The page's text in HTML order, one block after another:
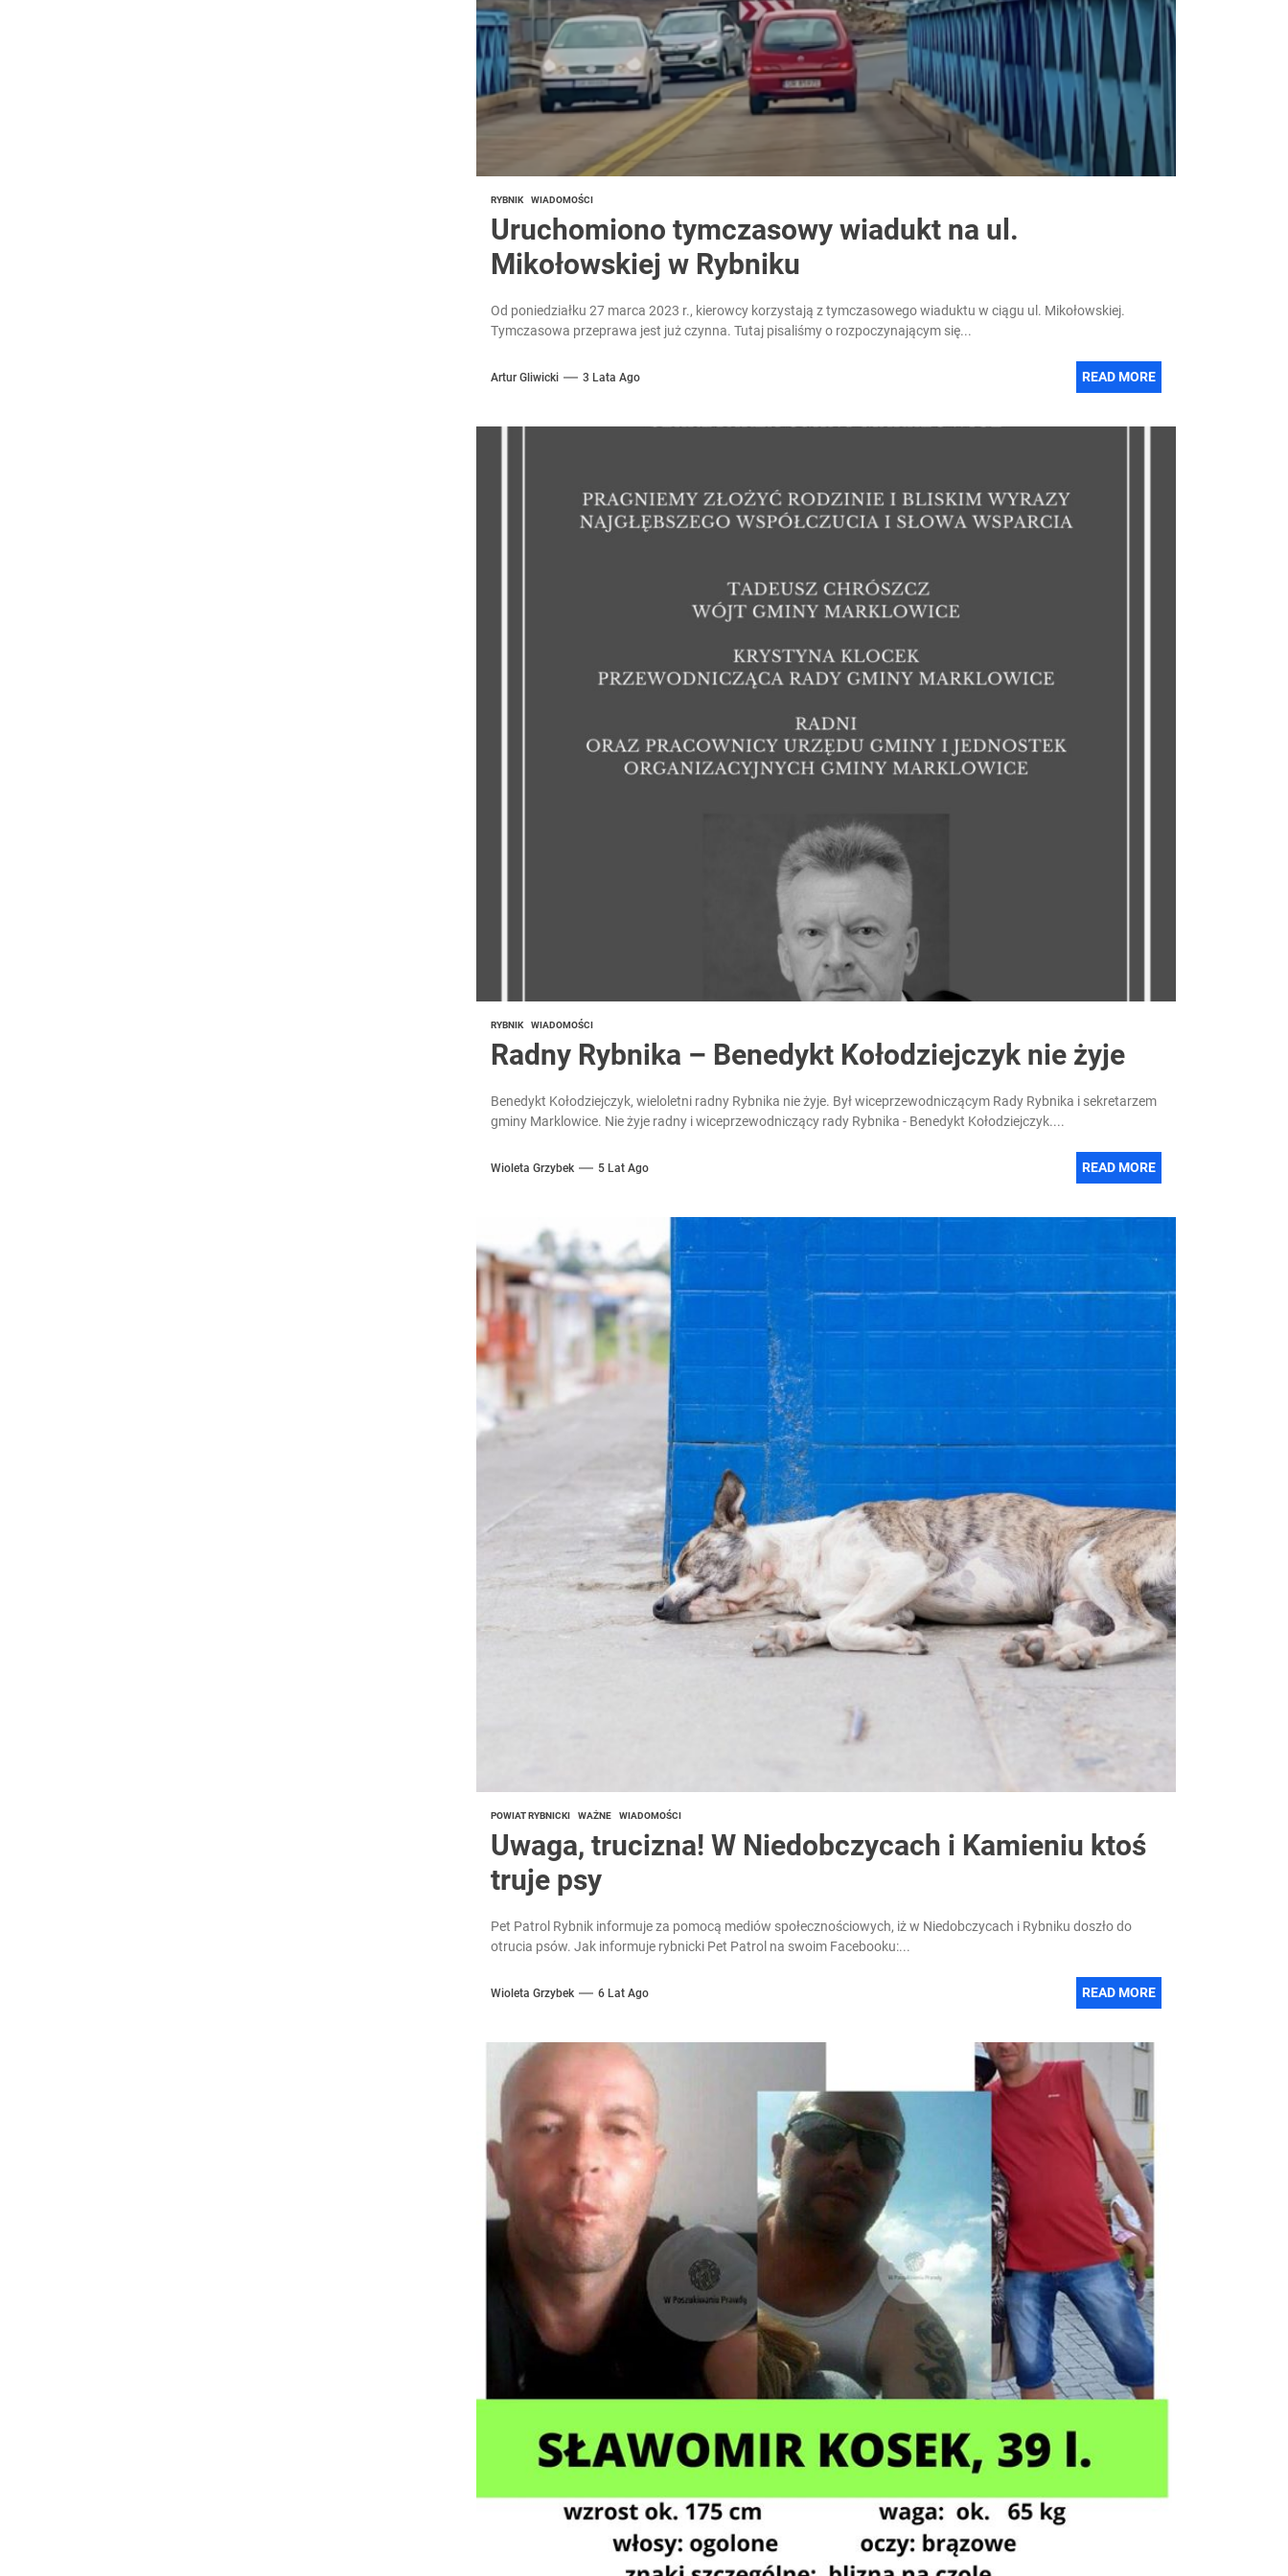
RYBNIK WIADOMOŚCI
Uruchomiono tymczasowy wiadukt na ul.
Mikołowskiej w Rybniku
Od poniedziałku 27 marca 2023 r., kierowcy korzystają z tymczasowego wiaduktu w ciągu ul. Mikołowskiej.
Tymczasowa przeprawa jest już czynna. Tutaj pisaliśmy o rozpoczynającym się...
Artur Gliwicki 3 Lata Ago READ MORE
RYBNIK WIADOMOŚCI
Radny Rybnika – Benedykt Kołodziejczyk nie żyje
Benedykt Kołodziejczyk, wieloletni radny Rybnika nie żyje. Był wiceprzewodniczącym Rady Rybnika i sekretarzem
gminy Marklowice. Nie żyje radny i wiceprzewodniczący rady Rybnika - Benedykt Kołodziejczyk....
Wioleta Grzybek 5 Lat Ago READ MORE
POWIAT RYBNICKI WAŻNE WIADOMOŚCI
Uwaga, trucizna! W Niedobczycach i Kamieniu ktoś
truje psy
Pet Patrol Rybnik informuje za pomocą mediów społecznościowych, iż w Niedobczycach i Rybniku doszło do
otrucia psów. Jak informuje rybnicki Pet Patrol na swoim Facebooku:...
Wioleta Grzybek 6 Lat Ago READ MORE